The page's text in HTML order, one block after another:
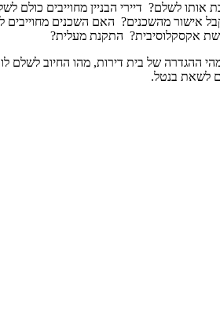
אותו לשלם? דיירי הבניין מחוייבים כולם
אישור מהשכנים? האם השכנים מחוייבים
אקסקלוסיבית? התקנת מעלית?
ההגדרה של בית דירות, מהו החיוב לשלם
לשאת בנטל.